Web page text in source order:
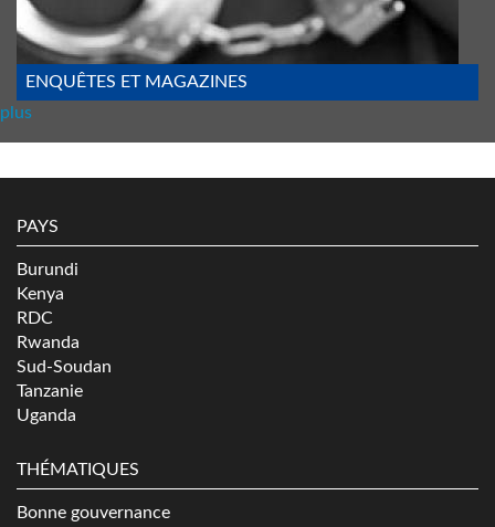
ENQUÊTES ET MAGAZINES
plus
PAYS
Burundi
Kenya
RDC
Rwanda
Sud-Soudan
Tanzanie
Uganda
THÉMATIQUES
Bonne gouvernance